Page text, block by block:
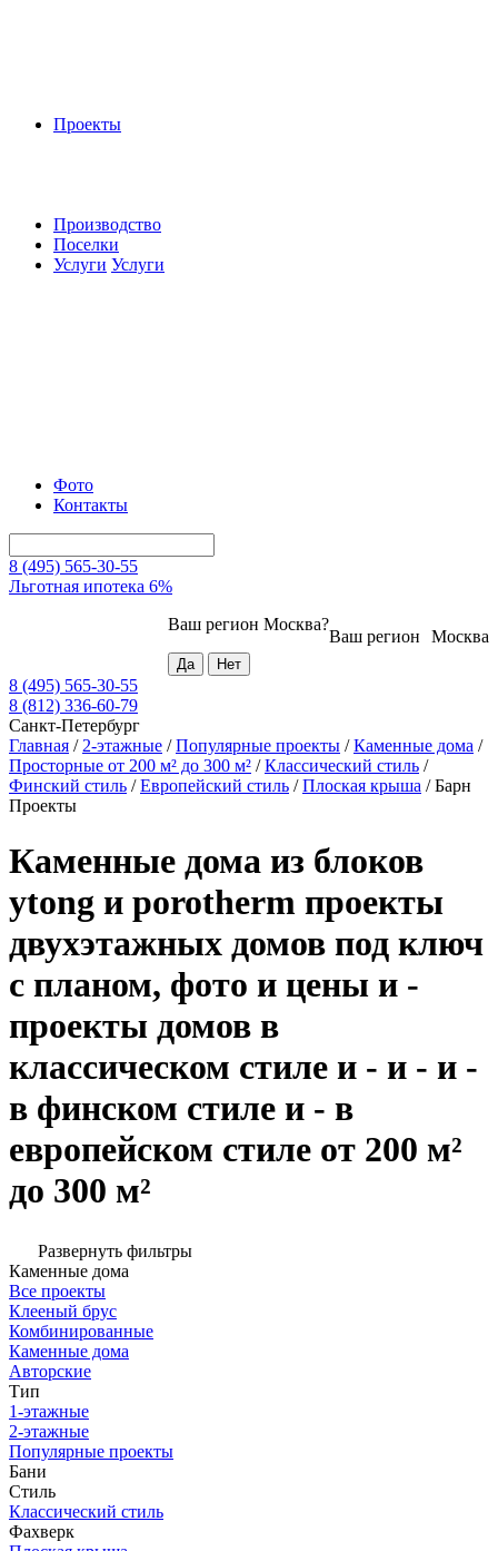
Проекты
Производство
Поселки
Услуги Услуги
Фото
Контакты
8 (495) 565-30-55
Льготная ипотека 6%
Москва
Ваш регион
Ваш регион Москва?
8 (495) 565-30-55
8 (812) 336-60-79
Санкт-Петербург
Главная / 2-этажные /Популярные проекты /Каменные дома /
Просторные от 200 м² до 300 м² /Классический стиль /
Финский стиль /Европейский стиль /Плоская крыша /Барн
Проекты
Каменные дома из блоков
ytong и porotherm проекты
двухэтажных домов под ключ
с планом, фото и цены и -
проекты домов в
классическом стиле и - и - и -
в финском стиле и - в
европейском стиле от 200 м²
до 300 м²
Развернуть фильтры
Каменные дома
Все проекты
Клееный брус
Комбинированные
Каменные дома
Авторские
Тип
1-этажные
2-этажные
Популярные проекты
Бани
Стиль
Классический стиль
Фахверк